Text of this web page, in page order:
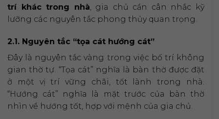
trí khác trong nhà, gia chủ cần cân nhắc kỹ
lưỡng các nguyên tắc phong thủy quan trọng.
2.1. Nguyên tắc “tọa cát hướng cát”
Đây là nguyên tắc vàng trong việc bố trí không
gian thờ tự. “Tọa cát” nghĩa là bàn thờ được đặt
ở một vị trí vững chãi, tốt lành trong nhà.
“Hướng cát” nghĩa là mặt trước của bàn thờ
nhìn về hướng tốt, hợp với mệnh của gia chủ.